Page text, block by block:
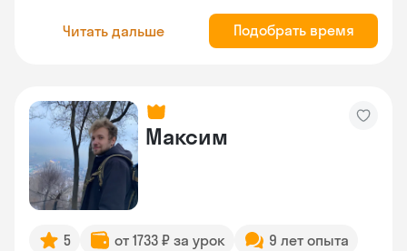
Читать дальше Подобрать время
Максим
5 от 1733 ₽ за урок
9 лет опыта